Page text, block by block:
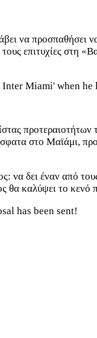
να προσπαθήσει
επιτυχίες στη
Miami' when he
προτεραιοτήτων
στο Μαϊάμι,
δει έναν από
θα καλύψει το κενό
has been sent!